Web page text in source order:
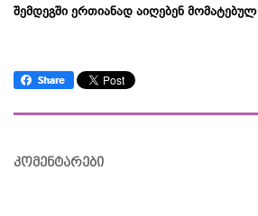
შემდეგში ერთიანად აიღებენ მომატებულ
კომენტარები